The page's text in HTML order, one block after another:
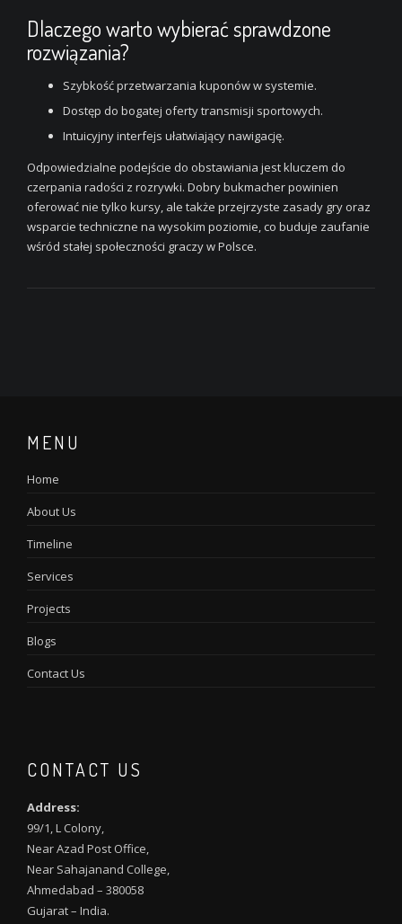
Dlaczego warto wybierać sprawdzone
rozwiązania?
Szybkość przetwarzania kuponów w systemie.
Dostęp do bogatej oferty transmisji sportowych.
Intuicyjny interfejs ułatwiający nawigację.
Odpowiedzialne podejście do obstawiania jest kluczem do
czerpania radości z rozrywki. Dobry bukmacher powinien
oferować nie tylko kursy, ale także przejrzyste zasady gry oraz
wsparcie techniczne na wysokim poziomie, co buduje zaufanie
wśród stałej społeczności graczy w Polsce.
MENU
Home
About Us
Timeline
Services
Projects
Blogs
Contact Us
CONTACT US
Address:
99/1, L Colony,
Near Azad Post Office,
Near Sahajanand College,
Ahmedabad – 380058
Gujarat – India.